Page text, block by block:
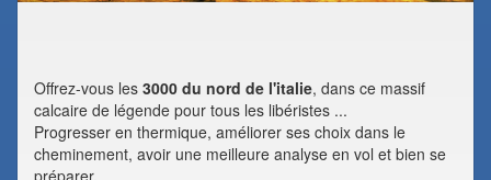
Offrez-vous les 3000 du nord de l'italie, dans ce massif
calcaire de légende pour tous les libéristes ...
Progresser en thermique, améliorer ses choix dans le
cheminement, avoir une meilleure analyse en vol et bien se
préparer.